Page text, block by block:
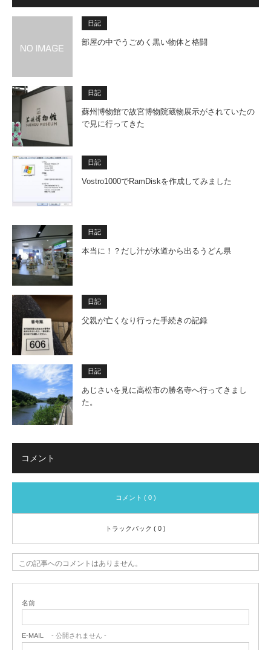
日記
部屋の中でうごめく黒い物体と格闘
日記
蘇州博物館で故宮博物院蔵物展示がされていたの
で見に行ってきた
日記
Vostro1000でRamDiskを作成してみました
日記
本当に！？だし汁が水道から出るうどん県
日記
父親が亡くなり行った手続きの記録
日記
あじさいを見に高松市の勝名寺へ行ってきまし
た。
コメント
コメント ( 0 )
トラックバック ( 0 )
この記事へのコメントはありません。
名前
E-MAIL - 公開されません -